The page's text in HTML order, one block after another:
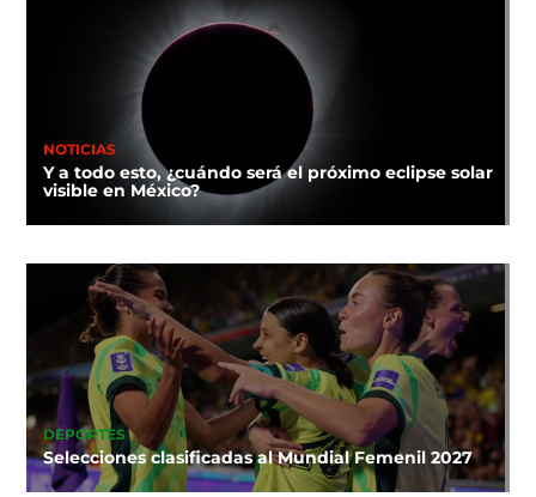
NOTICIAS
Y a todo esto, ¿cuándo será el próximo eclipse solar
visible en México?
DEPORTES
Selecciones clasificadas al Mundial Femenil 2027